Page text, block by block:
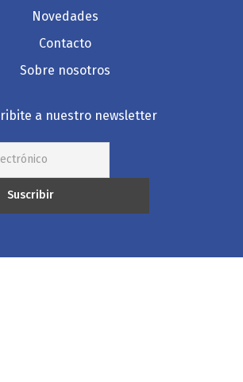
Novedades
Contacto
Sobre nosotros
a nuestro newsletter